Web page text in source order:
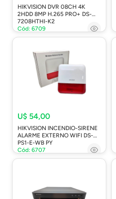
HIKVISION DVR 08CH 4K
2HDD 8MP H.265 PRO+ DS-
7208HTHI-K2
Cód: 6709
U$ 54,00
HIKVISION INCENDIO-SIRENE
ALARME EXTERNO WIFI DS-
PS1-E-WB PY
Cód: 6707